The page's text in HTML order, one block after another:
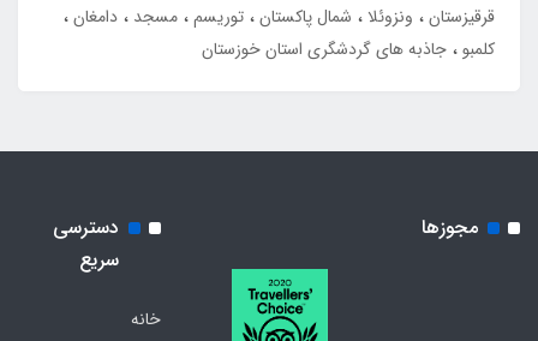
قرقیزستان
ونزوئلا شمال پاکستان توریسم مسجد
دامغان
کلمبو جاذبه های گردشگری استان خوزستان
مجوزها
دسترسی
سریع
خانه